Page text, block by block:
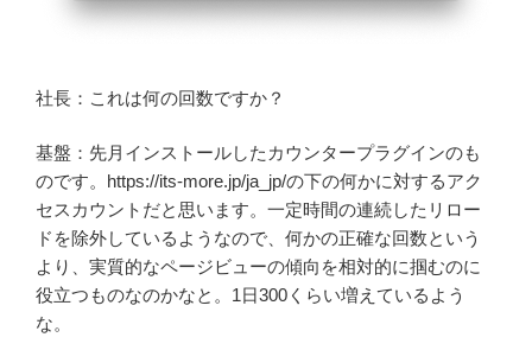
社長：これは何の回数ですか？
基盤：先月インストールしたカウンタープラグインのも
のです。https://its-more.jp/ja_jp/の下の何かに対するアク
セスカウントだと思います。一定時間の連続したリロー
ドを除外しているようなので、何かの正確な回数という
より、実質的なページビューの傾向を相対的に掴むのに
役立つものなのかなと。1日300くらい増えているよう
な。